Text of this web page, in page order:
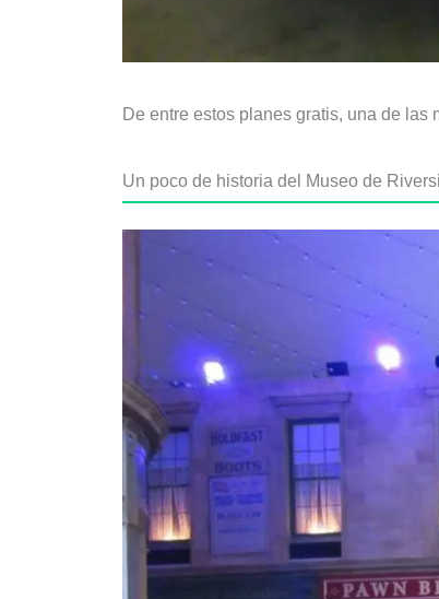
De entre estos planes gratis, una de
Un poco de historia del Museo de